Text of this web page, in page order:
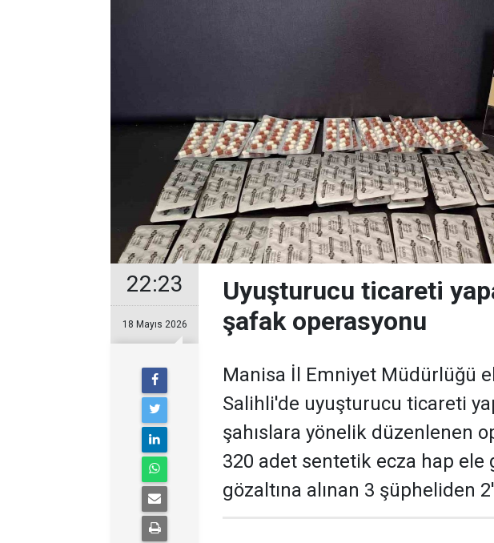
22:23
18 Mayıs 2026
Uyuşturucu ticareti
şafak operasyonu
Manisa İl Emniyet Müdürlüğü
Salihli'de uyuşturucu ticareti
şahıslara yönelik düzenlenen
320 adet sentetik ecza hap ele
gözaltına alınan 3 şüpheliden